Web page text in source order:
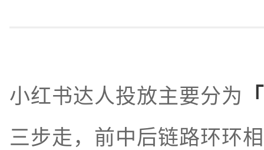
小红书达人投放主要分为
三步走，前中后链路环环